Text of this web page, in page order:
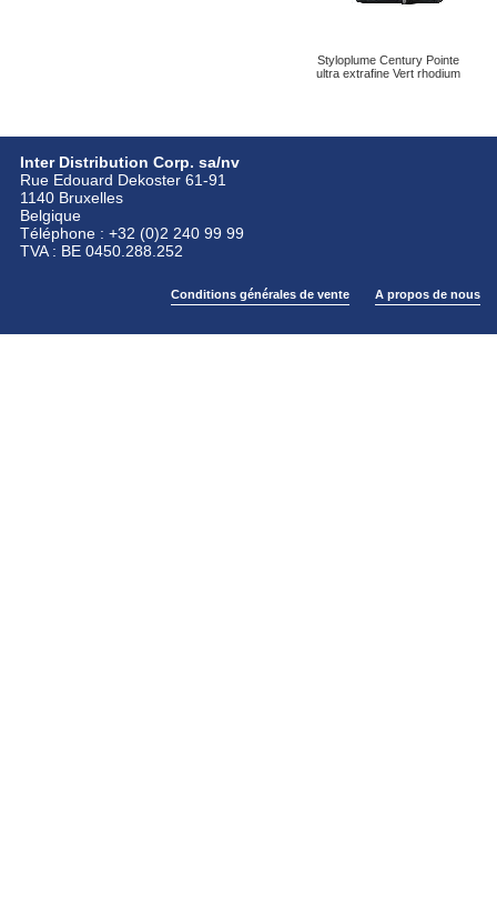
Styloplume Century Pointe
ultra extrafine Vert rhodium
Inter Distribution Corp. sa/nv
Rue Edouard Dekoster 61-91
1140 Bruxelles
Belgique
Téléphone : +32 (0)2 240 99 99
TVA : BE 0450.288.252
Conditions générales de vente A propos de nous